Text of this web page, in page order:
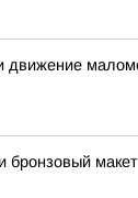
движение
бронзовый